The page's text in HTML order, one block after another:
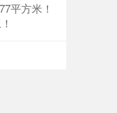
平方米！